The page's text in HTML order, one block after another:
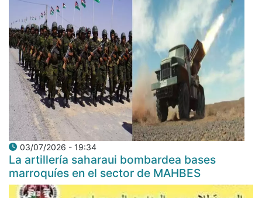
03/07/2026 - 19:34
La artillería saharaui bombardea bases
marroquíes en el sector de MAHBES